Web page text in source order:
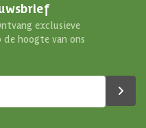
exclusieve
hoogte van ons